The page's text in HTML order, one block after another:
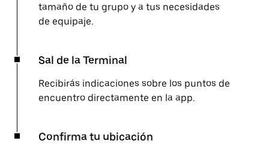
tamaño de tu grupo y a tus necesidades
de equipaje.
Sal de la Terminal
Recibirás indicaciones sobre los puntos de
encuentro directamente en la app.
Confirma tu ubicación